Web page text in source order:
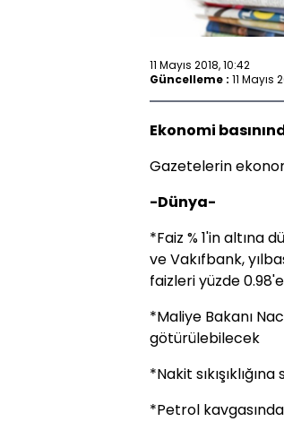
11 Mayıs 2018, 10:42
Güncelleme : 11 Mayıs
Ekonomi
Gazetelerin
-Dünya-
*Faiz % 1'in altına
ve Vakıfbank,
faizleri yüzde
*Maliye Bakanı
götürülebilecek
*Nakit
*Petrol